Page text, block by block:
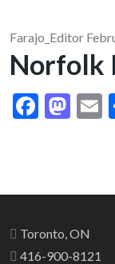
Farajo_Editor
Norfolk
Toronto, ON
416-900-8121